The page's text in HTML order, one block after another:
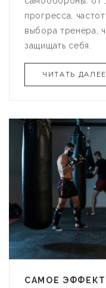
прогресса,
выбора тренера,
защищать себя.
ЧИТАТЬ ДАЛЕЕ
САМОЕ